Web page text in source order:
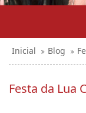
Inicial Blog
Festa da Lua